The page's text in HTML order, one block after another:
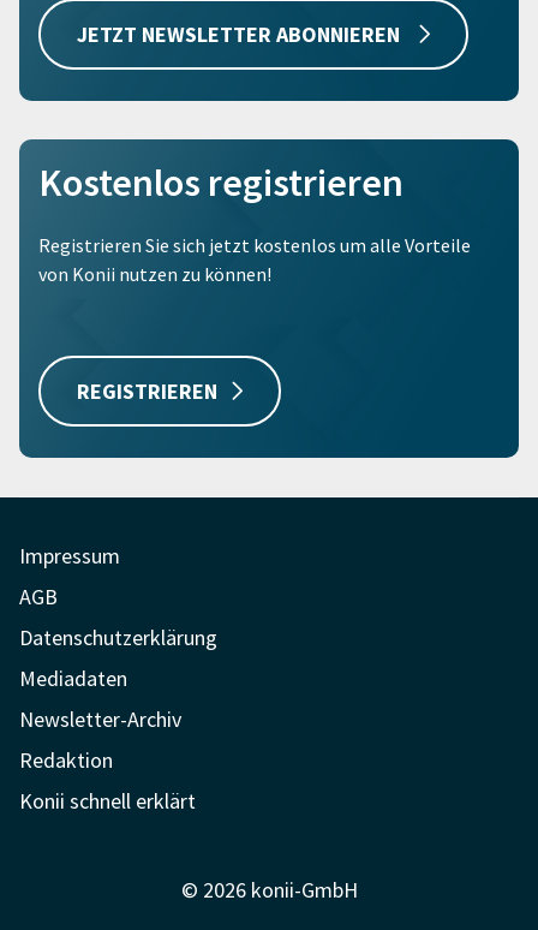
JETZT NEWSLETTER ABONNIEREN
Kostenlos registrieren
Registrieren Sie sich jetzt kostenlos um alle Vorteile
von Konii nutzen zu können!
REGISTRIEREN
Impressum
AGB
Datenschutzerklärung
Mediadaten
Newsletter-Archiv
Redaktion
Konii schnell erklärt
© 2026 konii-GmbH